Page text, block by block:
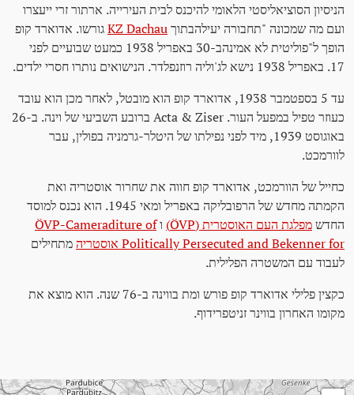
הניסיון הסוציאליסטי הלאומי להיכנס לבית העירייה. ארתור זרי ייעצרו
ועם מה שמכונה "תחבורה יעילהבתוךKZ Dachauגורשו. אדוארד קופ
הופך ל"פוליטית לא אמינהב-30 באפריל 1938 כמעט שבועיים לפני
17. באפריל 1938 נישא לג'וליה רוזנפלדר. הנישואים נותרו חסרי ילדים.
עד 5 בספטמבר 1938, אדוארד קופ הוא מובטל, לאחר מכן הוא עובד
כעוזר טפיל במפעל העור. Acta & Ziser ברובע השביעי של וינה. ב-26
באוגוסט 1939, מיד לפני נפילתו של היטלר-גרמניה בפולין, עבר
לוורמכט.
כחייל של הוורמכט, אדוארד קופ חווה את שחרור אוסטריה ואת
הקמתה מחדש של הרפובליקה באפריל ומאי 1945. הוא נכנס למוסד
החדשמפלגת העם האוסטרית (ÖVP) וÖVP-Cameraditure of
Politically Persecuted and Bekenner for אוסטריה
מתחילים
לעבוד עם המשטרה הפלילית.
כקצין פלילי אדוארד קופ פורש ומת בווינה ב-76 שנה. הוא מוצא את
מקומו האחרון בווינר זניטפרידוף.
דלג על המפה